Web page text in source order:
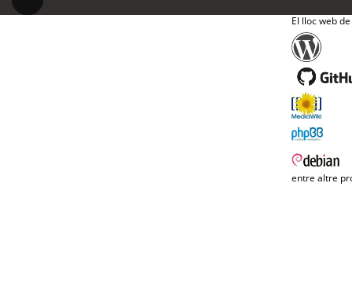
El lloc web
entre altre